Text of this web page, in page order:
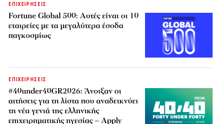
ΕΠΙΧΕΙΡΗΣΕΙΣ
Fortune Global 500: Αυτές είναι οι 10
εταιρείες με τα μεγαλύτερα έσοδα
παγκοσμίως
ΕΠΙΧΕΙΡΗΣΕΙΣ
#40under40GR2026: Άνοιξαν οι
αιτήσεις για τη λίστα που αναδεικνύει
τη νέα γενιά της ελληνικής
επιχειρηματικής ηγεσίας – Apply